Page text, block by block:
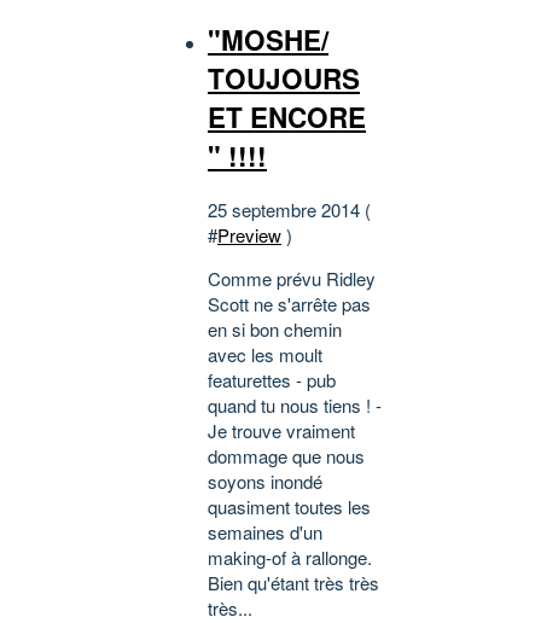
"MOSHE/
TOUJOURS
ET ENCORE
" !!!!
25 septembre 2014 (
#Preview)
Comme prévu Ridley
Scott ne s'arrête pas
en si bon chemin
avec les moult
featurettes - pub
quand tu nous tiens ! -
Je trouve vraiment
dommage que nous
soyons inondé
quasiment toutes les
semaines d'un
making-of à rallonge.
Bien qu'étant très très
très...